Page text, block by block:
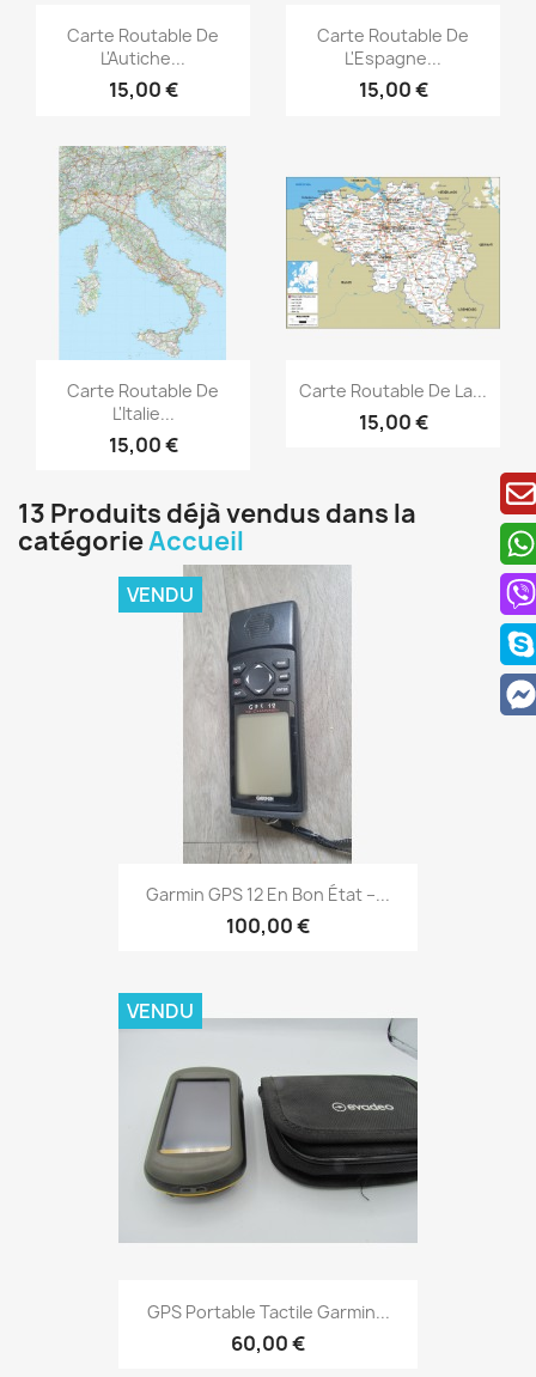
Aperçu rapide
Carte Routable De
L'Autiche...
15,00 €
Aperçu rapide
Carte Routable De
L'Espagne...
15,00 €
Aperçu rapide
Carte Routable De
L'Italie...
15,00 €
Aperçu rapide
Carte Routable De La...
15,00 €
13 Produits déjà vendus dans la
catégorieAccueil
Aperçu rapide
Garmin GPS 12 En Bon État –...
100,00 €
VENDU
Aperçu rapide
GPS Portable Tactile Garmin...
60,00 €
VENDU